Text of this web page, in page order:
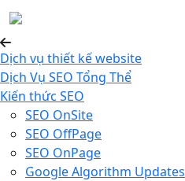
Dịch vụ thiết kế website
Dịch Vụ SEO Tổng Thể
Kiến thức SEO
SEO OnSite
SEO OffPage
SEO OnPage
Google Algorithm Updates